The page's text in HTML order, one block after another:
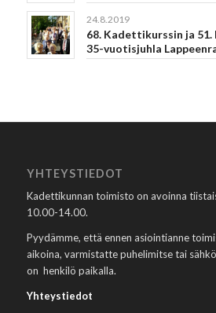
24.8.2019
68. Kadettikurssin ja
35-vuotisjuhla
YHTEYSTIEDOT
Kadettikunnan toimisto on avoinna
10.00-14.00.
Pyydämme, että ennen asiointianne
aikoina, varmistatte puhelimitse tai
on henkilö paikalla.
Yhteystiedot